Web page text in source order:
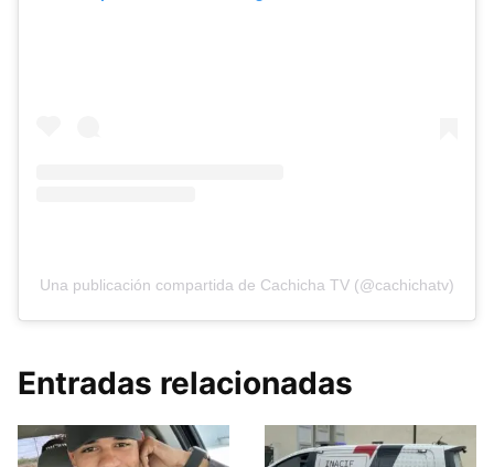
Una publicación compartida de Cachicha TV (@cachichatv)
Entradas relacionadas